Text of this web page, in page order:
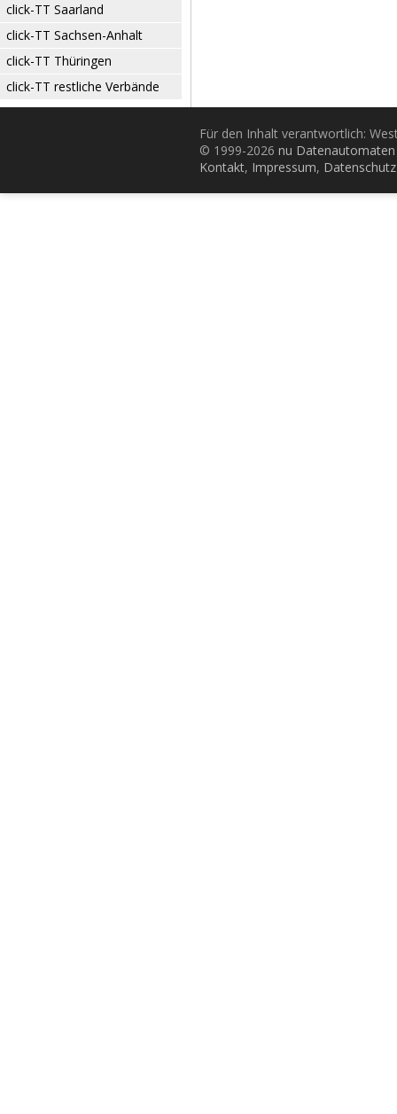
click-TT Saarland
click-TT Sachsen-Anhalt
click-TT Thüringen
click-TT restliche Verbände
Für den Inhalt verantwortlich:
© 1999-2026 nu
Kontakt, Impressum, Datenschutz